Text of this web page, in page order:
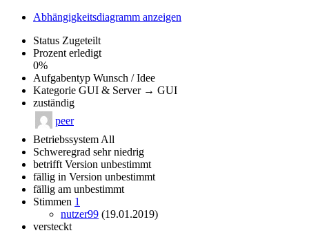
Abhängigkeitsdiagramm anzeigen
Status Zugeteilt
Prozent erledigt
0%
Aufgabentyp Wunsch / Idee
Kategorie GUI & Server → GUI
zuständig
peer
Betriebssystem All
Schweregrad sehr niedrig
betrifft Version unbestimmt
fällig in Version unbestimmt
fällig am unbestimmt
Stimmen 1
nutzer99 (19.01.2019)
versteckt